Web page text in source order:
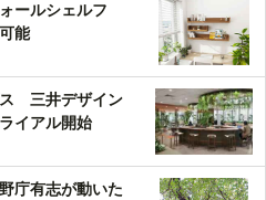
ールシェルフ
能
三井デザイン
イアル開始
庁有志が動いた